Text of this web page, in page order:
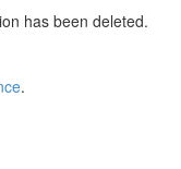
has been deleted.
.